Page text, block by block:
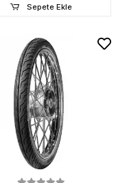
Sepete Ekle